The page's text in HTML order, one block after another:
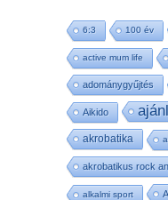
6:3 100 év
active mum life
adománygyűjtés
Aikido
akrobatika
akrobatikus rock
alkalmi sport